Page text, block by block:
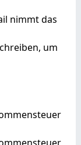
nimmt das
um